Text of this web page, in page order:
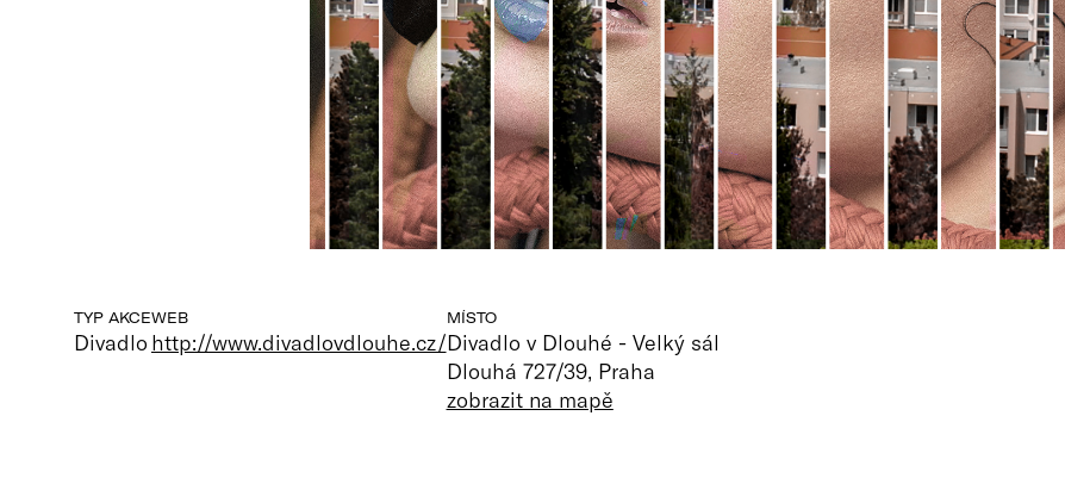
TYP AKCE
Divadlo
WEB
http://www.divadlovdlouhe.cz/
MÍSTO
Divadlo v Dlouhé - Velký sál
Dlouhá 727/39, Praha
zobrazit na mapě